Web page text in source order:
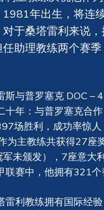
年出生，将连
于桑塔雷利来说
任助理教练两个赛
斯与普罗塞克 DOC –
十年：与普罗塞克合
场胜利，成功率惊
为主教练共获得27座
军未颁发），7座意
联赛中，他拥有321个
利教练拥有国际经